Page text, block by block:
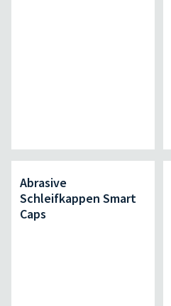
Abrasive
Schleifkappen Smart
Caps